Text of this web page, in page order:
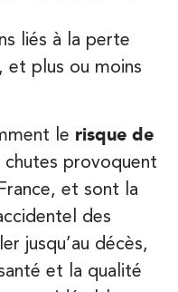
liés à la perte
et plus ou moins
le risque de
chutes provoquent
et sont la
des
jusqu’au décès,
et la qualité